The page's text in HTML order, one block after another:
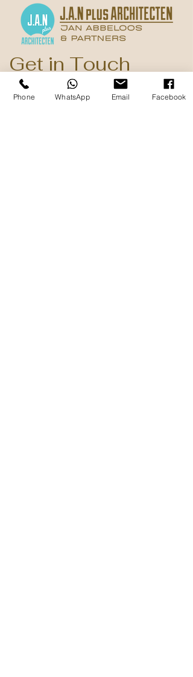
Get in Touch
Dorpsstraat 37a
Phone WhatsApp Email Facebook